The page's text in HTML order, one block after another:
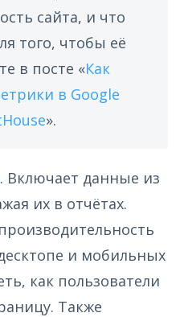
сайта, и что
того, чтобы её
в посте «Как
в Google
».
. Включает данные из
их в отчётах.
и мобильных
как пользователи
Также